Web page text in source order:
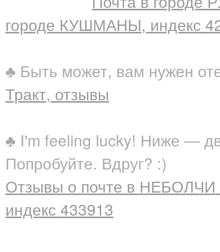
городе КУШМАНЫ, индекс
♣ Быть может, вам нужен
Тракт, отзывы
♣ I'm feeling lucky! Ниже —
Попробуйте. Вдруг? :)
Отзывы о почте в НЕБОЛЧИ
индекс 433913